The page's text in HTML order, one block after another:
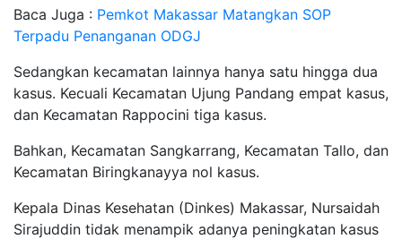
Baca Juga : Pemkot Makassar Matangkan SOP
Terpadu Penanganan ODGJ
Sedangkan kecamatan lainnya hanya satu hingga dua
kasus. Kecuali Kecamatan Ujung Pandang empat kasus,
dan Kecamatan Rappocini tiga kasus.
Bahkan, Kecamatan Sangkarrang, Kecamatan Tallo, dan
Kecamatan Biringkanayya nol kasus.
Kepala Dinas Kesehatan (Dinkes) Makassar, Nursaidah
Sirajuddin tidak menampik adanya peningkatan kasus